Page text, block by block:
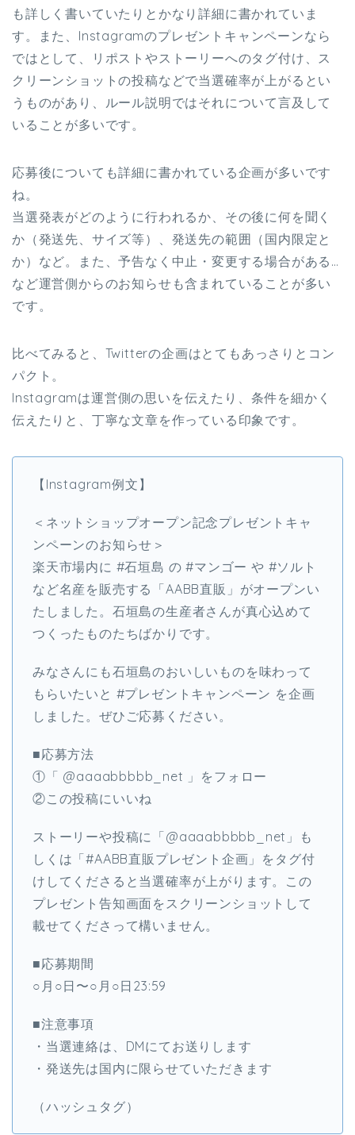
も詳しく書いていたりとかなり詳細に書かれていま
す。また、Instagramのプレゼントキャンペーンなら
ではとして、リポストやストーリーへのタグ付け、ス
クリーンショットの投稿などで当選確率が上がるとい
うものがあり、ルール説明ではそれについて言及して
いることが多いです。
応募後についても詳細に書かれている企画が多いです
ね。
当選発表がどのように行われるか、その後に何を聞く
か（発送先、サイズ等）、発送先の範囲（国内限定と
か）など。また、予告なく中止・変更する場合がある…
など運営側からのお知らせも含まれていることが多い
です。
比べてみると、Twitterの企画はとてもあっさりとコン
パクト。
Instagramは運営側の思いを伝えたり、条件を細かく
伝えたりと、丁寧な文章を作っている印象です。
【Instagram例文】
＜ネットショップオープン記念プレゼントキャ
ンペーンのお知らせ＞
楽天市場内に #石垣島 の #マンゴー や #ソルト
など名産を販売する「AABB直販」がオープンい
たしました。石垣島の生産者さんが真心込めて
つくったものたちばかりです。
みなさんにも石垣島のおいしいものを味わって
もらいたいと #プレゼントキャンペーン を企画
しました。ぜひご応募ください。
■応募方法
①「 @aaaabbbbb_net 」をフォロー
②この投稿にいいね
ストーリーや投稿に「@aaaabbbbb_net」も
しくは「#AABB直販プレゼント企画」をタグ付
けしてくださると当選確率が上がります。この
プレゼント告知画面をスクリーンショットして
載せてくださって構いません。
■応募期間
○月○日〜○月○日23:59
■注意事項
・当選連絡は、DMにてお送りします
・発送先は国内に限らせていただきます
（ハッシュタグ）